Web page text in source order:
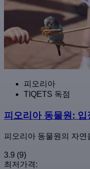
피오리아
TIQETS 독점
피오리아 동물원: 입
피오리아 동물원의 자연
3.9 (9)
최저가격: